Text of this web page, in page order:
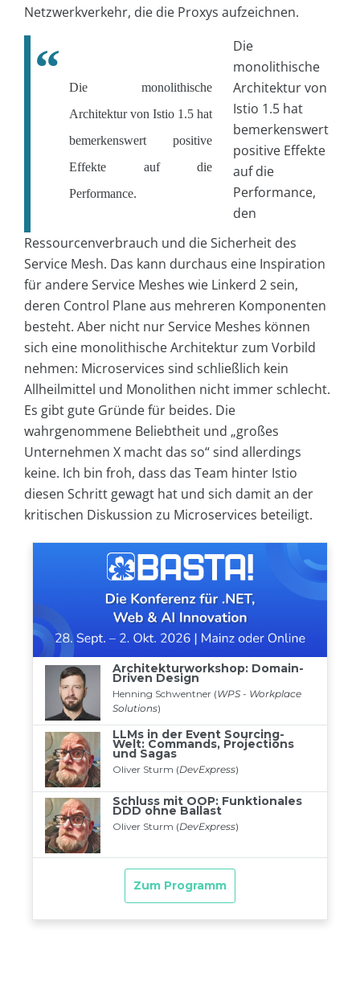
Netzwerkverkehr, die die Proxys aufzeichnen.
Die monolithische
Architektur von Istio 1.5 hat
bemerkenswert positive
Effekte auf die
Performance.
Die
monolithische
Architektur von
Istio 1.5 hat
bemerkenswert
positive Effekte
auf die
Performance,
den
Ressourcenverbrauch und die Sicherheit des
Service Mesh. Das kann durchaus eine Inspiration
für andere Service Meshes wie Linkerd 2 sein,
deren Control Plane aus mehreren Komponenten
besteht. Aber nicht nur Service Meshes können
sich eine monolithische Architektur zum Vorbild
nehmen: Microservices sind schließlich kein
Allheilmittel und Monolithen nicht immer schlecht.
Es gibt gute Gründe für beides. Die
wahrgenommene Beliebtheit und „großes
Unternehmen X macht das so“ sind allerdings
keine. Ich bin froh, dass das Team hinter Istio
diesen Schritt gewagt hat und sich damit an der
kritischen Diskussion zu Microservices beteiligt.